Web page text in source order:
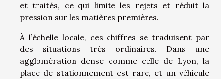
et traités, ce qui limite les rejets et réduit la
pression sur les matières premières.
À l’échelle locale, ces chiffres se traduisent par
des situations très ordinaires. Dans une
agglomération dense comme celle de Lyon, la
place de stationnement est rare, et un véhicule